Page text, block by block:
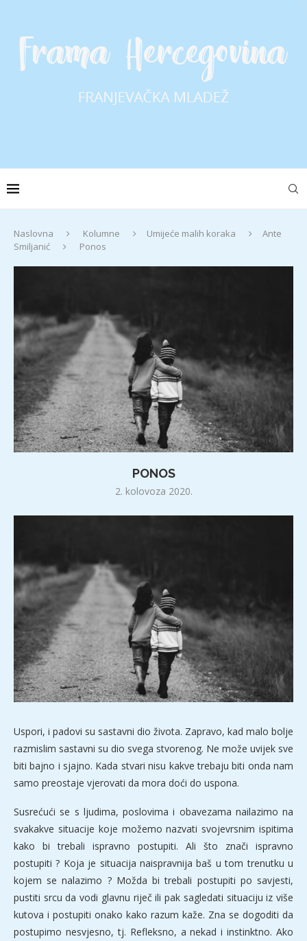
Naslovna Kolumne Umijeće malih koraka
Ante
Smiljanić
Ponos
PONOS
2. kolovoza 2020.
Uspori, i padovi su sastavni dio života. Zapravo, kad malo bolje
razmislim sastavni su dio svega stvorenog. Ne može uvijek sve
biti bajno i sjajno. Kada stvari nisu kakve trebaju biti onda nam
samo preostaje vjerovati da mora doći do uspona.
Susrećući se s ljudima, poslovima i obavezama nailazimo na
svakakve situacije koje možemo nazvati svojevrsnim ispitima
kako bi trebali ispravno postupiti. Ali što znači ispravno
postupiti ? Koja je situacija naispravnija baš u tom trenutku u
kojem se nalazimo ? Možda bi trebali postupiti po savjesti,
pustiti srcu da vodi glavnu riječ ili pak sagledati situaciju iz više
kutova i postupiti onako kako razum kaže. Zna se dogoditi da
postupimo nesvjesno, tj. Refleksno, a nekad i instinktno. Ako